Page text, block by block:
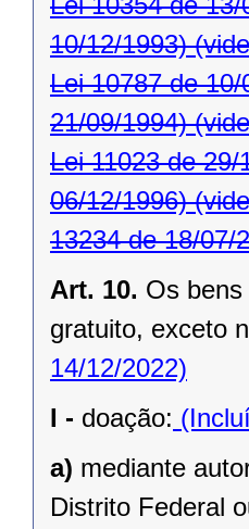
10/12/1993)
Lei 10787 de 10/
21/09/1994)
Lei 11023 de 29/
06/12/1996)
13234 de 18/07/
Art. 10. Os
gratuito, exceto
14/12/2022)
I - doação:
a) mediante
Distrito Federal